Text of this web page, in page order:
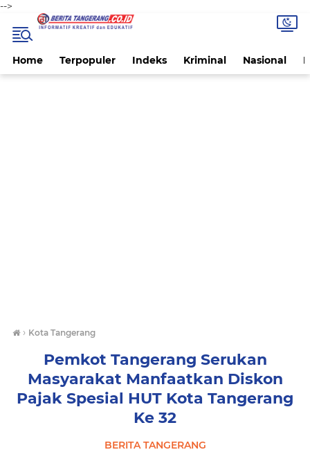
-->
Home Terpopuler Indeks Kriminal Nasional
› Kota Tangerang
Pemkot Tangerang Serukan
Masyarakat Manfaatkan Diskon
Pajak Spesial HUT Kota Tangerang
Ke 32
BERITA TANGERANG